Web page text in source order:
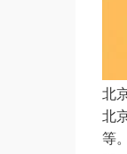
北
北
等